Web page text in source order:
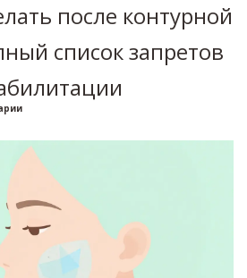
после контурной
список запретов